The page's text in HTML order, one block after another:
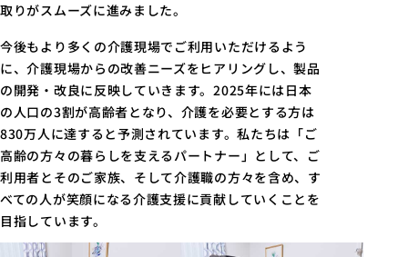
取りがスムーズに進みました。
今後もより多くの介護現場でご利用いただけるよう
に、介護現場からの改善ニーズをヒアリングし、製品
の開発・改良に反映していきます。2025年には日本
の人口の3割が高齢者となり、介護を必要とする方は
830万人に達すると予測されています。私たちは「ご
高齢の方々の暮らしを支えるパートナー」として、ご
利用者とそのご家族、そして介護職の方々を含め、す
べての人が笑顔になる介護支援に貢献していくことを
目指しています。